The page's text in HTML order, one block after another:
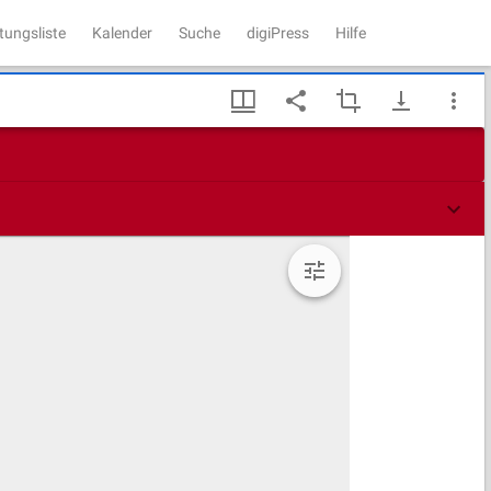
Kalender Suche digiPress Hilfe